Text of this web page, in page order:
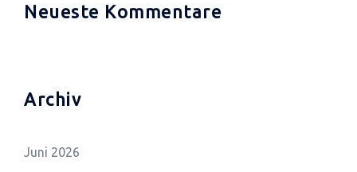
Neueste Kommentare
Archiv
Juni 2026